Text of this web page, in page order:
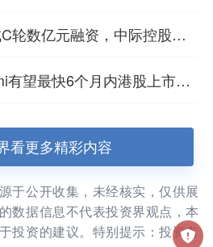
轮数亿元融资，中际控股领
有望最快6个月内港股上市；
看更多精彩内容
于公开收集，未经核实，仅供展
数据信息不代表投资界观点，本
投资的建议。特别提示：投资有